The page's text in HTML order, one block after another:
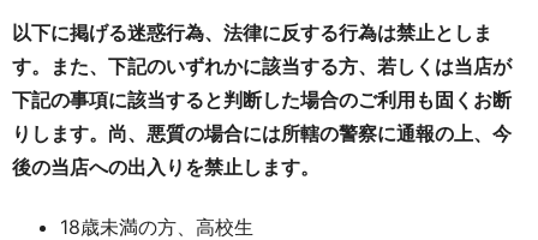
以下に掲げる迷惑行為、法律に反する行為は禁止としま
す。また、下記のいずれかに該当する方、若しくは当店が
下記の事項に該当すると判断した場合のご利用も固くお断
りします。尚、悪質の場合には所轄の警察に通報の上、今
後の当店への出入りを禁止します。
18歳未満の方、高校生